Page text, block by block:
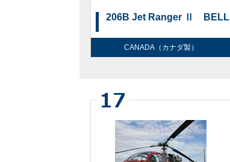
206B Jet Ranger Ⅱ BELL
CANADA（カナダ製）